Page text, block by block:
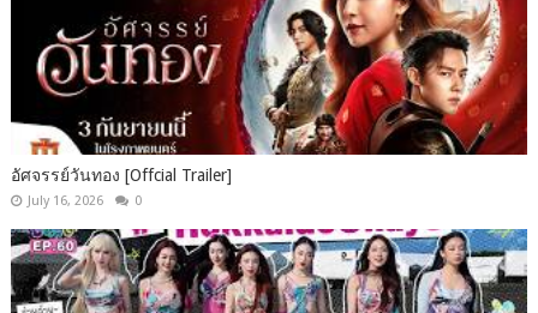
อัศจรรย์วันทอง [Offcial Trailer]
July 16, 2026 0